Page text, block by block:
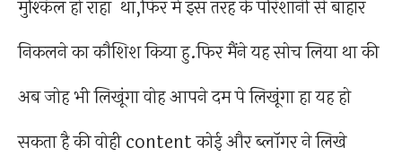
मुश्किल हो राहा था,फिर में इस तरह के परिशानी से बाहार
निकलने का कौशिश किया हु.फिर मैंने यह सोच लिया था की
अब जोह भी लिखूंगा वोह आपने दम पे लिखूंगा हा यह हो
सकता है की वोही content कोई और ब्लॉगर ने लिखे